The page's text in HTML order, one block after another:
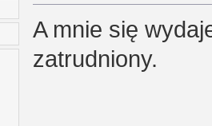
A mnie się
zatrudniony.